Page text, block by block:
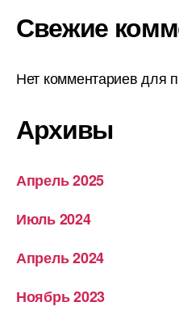
Свежие
Нет комментариев для
Архивы
Апрель 2025
Июль 2024
Апрель 2024
Ноябрь 2023